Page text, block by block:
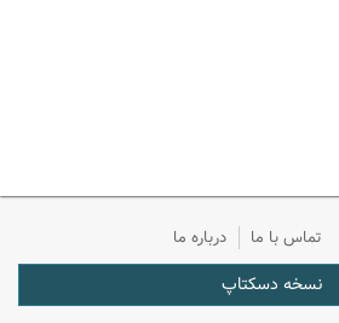
تماس با ما درباره ما
نسخه دسکتاپ